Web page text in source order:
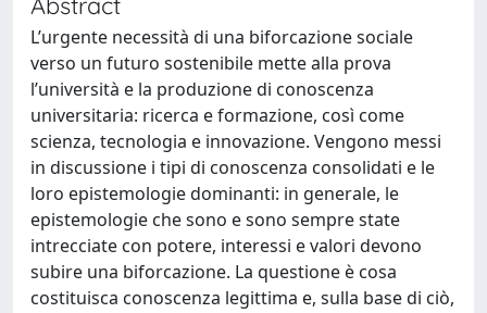
L’urgente necessità di una biforcazione sociale
verso un futuro sostenibile mette alla prova
l’università e la produzione di conoscenza
universitaria: ricerca e formazione, così come
scienza, tecnologia e innovazione. Vengono messi
in discussione i tipi di conoscenza consolidati e le
loro epistemologie dominanti: in generale, le
epistemologie che sono e sono sempre state
intrecciate con potere, interessi e valori devono
subire una biforcazione. La questione è cosa
costituisca conoscenza legittima e, sulla base di ciò,